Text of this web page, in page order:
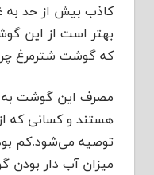
کاذب بیش از حد به
بهتر است از این
که گوشت شترمرغ
مصرف این گوشت به
هستند و کسانی که
توصیه می‌شود.کم
میزان آب دار بودن